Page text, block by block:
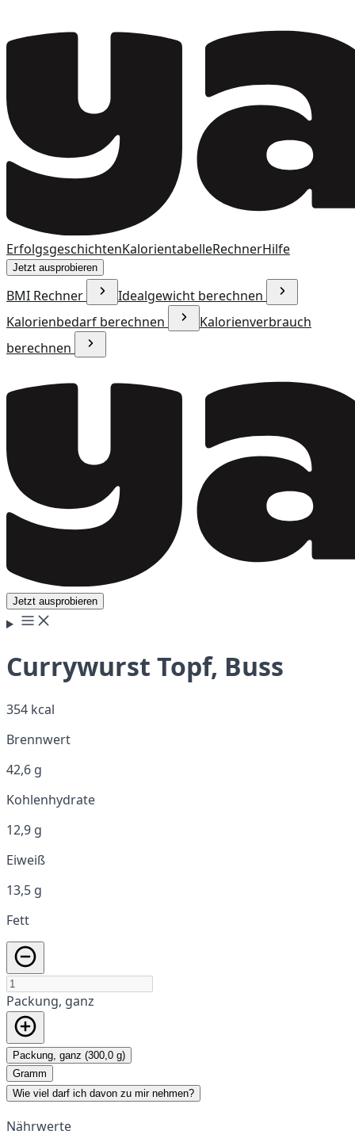
ErfolgsgeschichtenKalorientabelleRechnerHilfe
Jetzt ausprobieren
BMI Rechner
Idealgewicht berechnen
Kalorienbedarf berechnen
Kalorienverbrauch
berechnen
Jetzt ausprobieren
Currywurst Topf, Buss
354 kcal
Brennwert
42,6 g
Kohlenhydrate
12,9 g
Eiweiß
13,5 g
Fett
Packung, ganz
Packung, ganz (300,0 g)
Gramm
Wie viel darf ich davon zu mir nehmen?
Nährwerte